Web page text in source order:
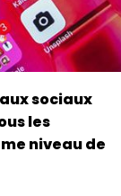
sociaux
les
niveau de